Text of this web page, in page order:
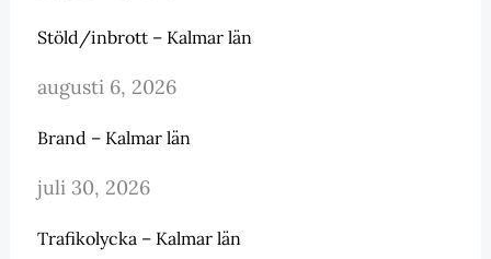
Stöld/inbrott – Kalmar län
augusti 6, 2026
Brand – Kalmar län
juli 30, 2026
Trafikolycka – Kalmar län